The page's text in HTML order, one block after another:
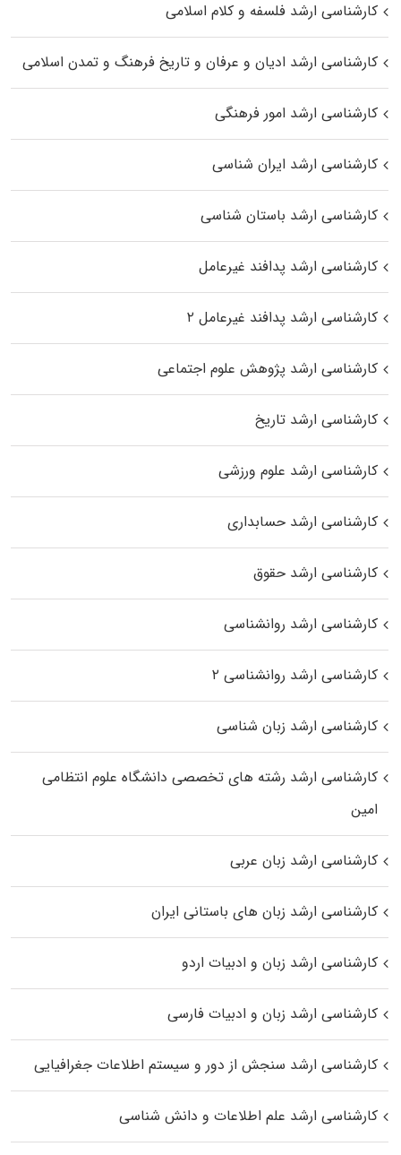
کارشناسی ارشد فلسفه و کلام اسلامی
کارشناسی ارشد ادیان و عرفان و تاریخ فرهنگ و تمدن اسلامی
کارشناسی ارشد امور فرهنگی
کارشناسی ارشد ایران شناسی
کارشناسی ارشد باستان شناسی
کارشناسی ارشد پدافند غیرعامل
کارشناسی ارشد پدافند غیرعامل ۲
کارشناسی ارشد پژوهش علوم اجتماعی
کارشناسی ارشد تاریخ
کارشناسی ارشد علوم ورزشی
کارشناسی ارشد حسابداری
کارشناسی ارشد حقوق
کارشناسی ارشد روانشناسی
کارشناسی ارشد روانشناسی ۲
کارشناسی ارشد زبان شناسی
کارشناسی ارشد رﺷﺘﻪ ﻫﺎی تخصصی داﻧﺸﮕﺎه ﻋﻠﻮم انتظامی
اﻣﻴﻦ
کارشناسی ارشد زبان عربی
کارشناسی ارشد زبان‌ های باستانی ایران
کارشناسی ارشد زبان و ادبیات اردو
کارشناسی ارشد زبان و ادبیات فارسی
کارشناسی ارشد سنجش از دور و سیستم اطلاعات جغرافیایی
کارشناسی ارشد علم اطلاعات و دانش شناسی